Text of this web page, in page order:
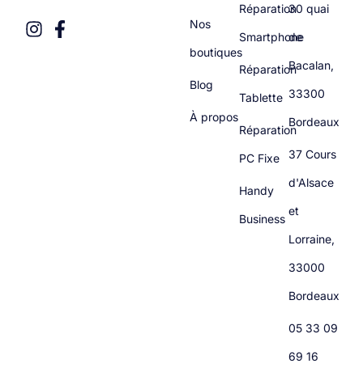
Nos
boutiques
Blog
À propos
Réparation
Smartphone
Réparation
Tablette
Réparation
PC Fixe
Handy
Business
30 quai
de
Bacalan,
33300
Bordeaux
37 Cours
d'Alsace
et
Lorraine,
33000
Bordeaux
05 33 09
69 16